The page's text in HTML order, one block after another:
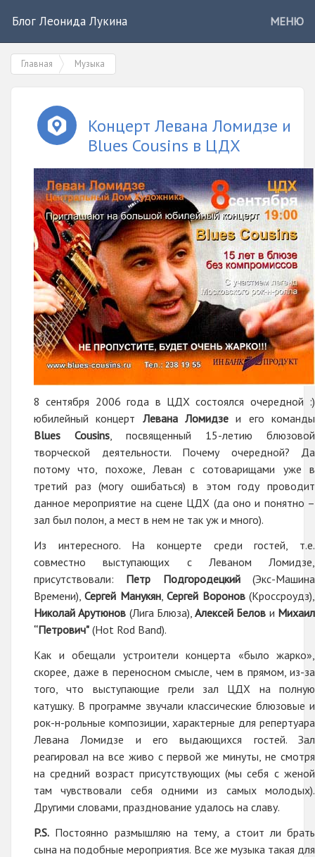
Блог Леонида Лукина МЕНЮ
Главная Музыка
Концерт Левана Ломидзе и
Blues Cousins в ЦДХ
8 сентября 2006 года в ЦДХ состоялся очередной :)
юбилейный концерт Левана Ломидзе и его команды
Blues Cousins, посвященный 15-летию блюзовой
творческой деятельности. Почему очередной? Да
потому что, похоже, Леван с сотоварищами уже в
третий раз (могу ошибаться) в этом году проводит
данное мероприятие на сцене ЦДХ (да оно и понятно –
зал был полон, а мест в нем не так уж и много).
Из интересного. На концерте среди гостей, т.е.
совместно выступающих с Леваном Ломидзе,
присутствовали: Петр Подгородецкий(Экс-Машина
Времени),Сергей Манукян,Сергей Воронов(Кроссроудз),
Николай Арутюнов (Лига Блюза),Алексей Белов и Михаил
“Петрович" (Hot Rod Band).
Как и обещали устроители концерта «было жарко»,
скорее, даже в переносном смысле, чем в прямом, из-за
того, что выступающие грели зал ЦДХ на полную
катушку. В программе звучали классические блюзовые и
рок-н-рольные композиции, характерные для репертуара
Левана Ломидзе и его выдающихся гостей. Зал
реагировал на все живо с первой же минуты, не смотря
на средний возраст присутствующих (мы себя с женой
там чувствовали себя одними из самых молодых).
Другими словами, празднование удалось на славу.
P.S. Постоянно размышляю на тему, а стоит ли брать
сына на подобные мероприятия. Все же музыка такая для